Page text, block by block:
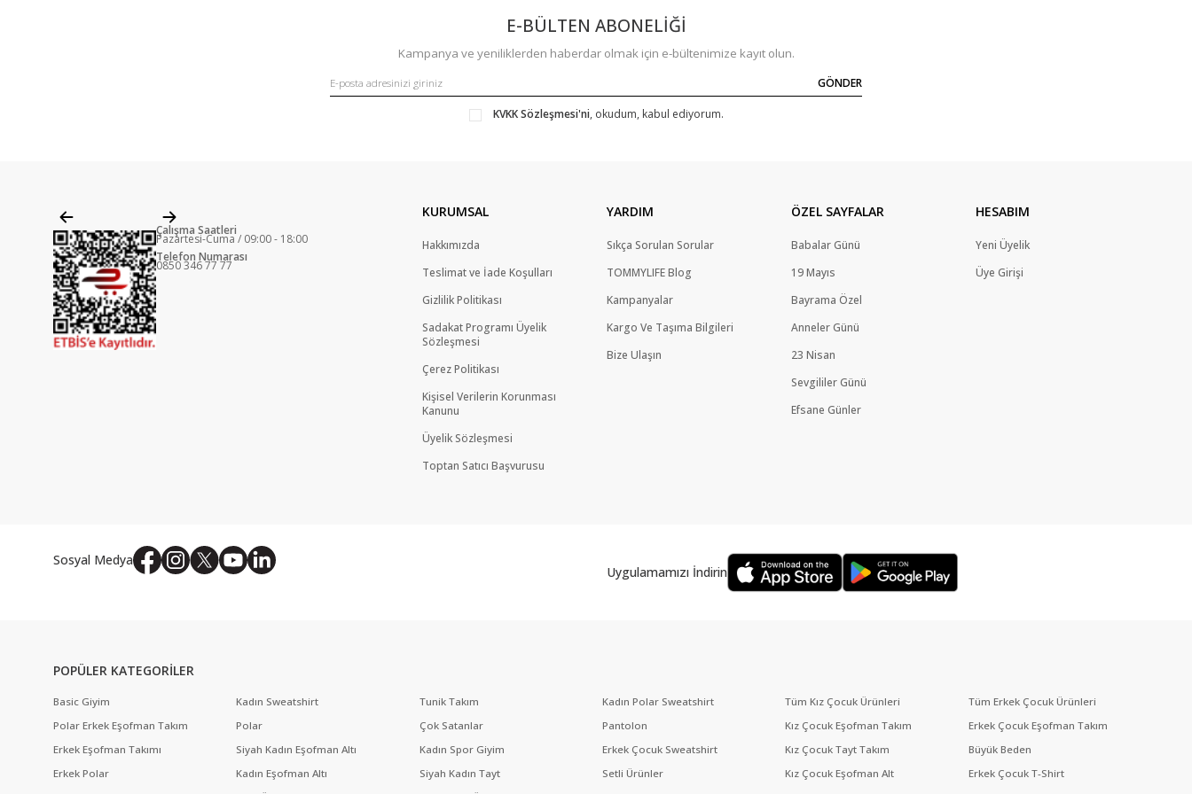
E-BÜLTEN ABONELİĞİ
Kampanya ve yeniliklerden haberdar olmak için e-bültenimize kayıt olun.
GÖNDER
KVKK Sözleşmesi'ni, okudum, kabul ediyorum.
Çalışma Saatleri
Pazartesi-Cuma / 09:00 - 18:00
Telefon Numarası
0850 346 77 77
KURUMSAL
Hakkımızda
Teslimat ve İade Koşulları
Gizlilik Politikası
Sadakat Programı Üyelik
Sözleşmesi
Çerez Politikası
Kişisel Verilerin Korunması
Kanunu
Üyelik Sözleşmesi
Toptan Satıcı Başvurusu
YARDIM
Sıkça Sorulan Sorular
TOMMYLIFE Blog
Kampanyalar
Kargo Ve Taşıma Bilgileri
Bize Ulaşın
ÖZEL SAYFALAR
Babalar Günü
19 Mayıs
Bayrama Özel
Anneler Günü
23 Nisan
Sevgililer Günü
Efsane Günler
HESABIM
Yeni Üyelik
Üye Girişi
Sosyal Medya
Uygulamamızı İndirin
POPÜLER KATEGORİLER
Basic Giyim
Polar Erkek Eşofman Takım
Erkek Eşofman Takımı
Erkek Polar
Kadın Sweatshirt
Polar
Siyah Kadın Eşofman Altı
Kadın Eşofman Altı
Tunik Takım
Çok Satanlar
Kadın Spor Giyim
Siyah Kadın Tayt
Kadın Polar Sweatshirt
Pantolon
Erkek Çocuk Sweatshirt
Setli Ürünler
Tüm Kız Çocuk Ürünleri
Kız Çocuk Eşofman Takım
Kız Çocuk Tayt Takım
Kız Çocuk Eşofman Alt
Tüm Erkek Çocuk Ürünleri
Erkek Çocuk Eşofman Takım
Büyük Beden
Erkek Çocuk T-Shirt